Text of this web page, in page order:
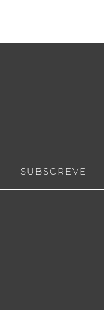
SUBSCREVE